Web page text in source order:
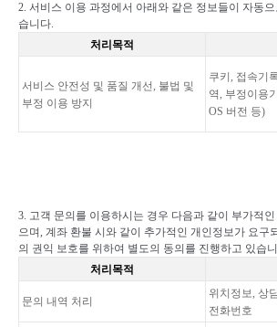
2. 서비스 이용 과정에서 아래와 같은 정보들이 자동으
습니다.
처리목적
서비스 안전성 및 품질 개선, 불법 및
부정 이용 방지
쿠키 , 접속기
역, 부정이용
OS 버전 등)
3. 고객 문의를 이용하시는 경우 다음과 같이 부가적
으며, 계좌 환불 시와 같이 추가적인 개인정보가 요구
의 권익 보호를 위하여 별도의 동의를 진행하고 있습
처리목적
문의 내역 처리
위치정보, 상
전화번호